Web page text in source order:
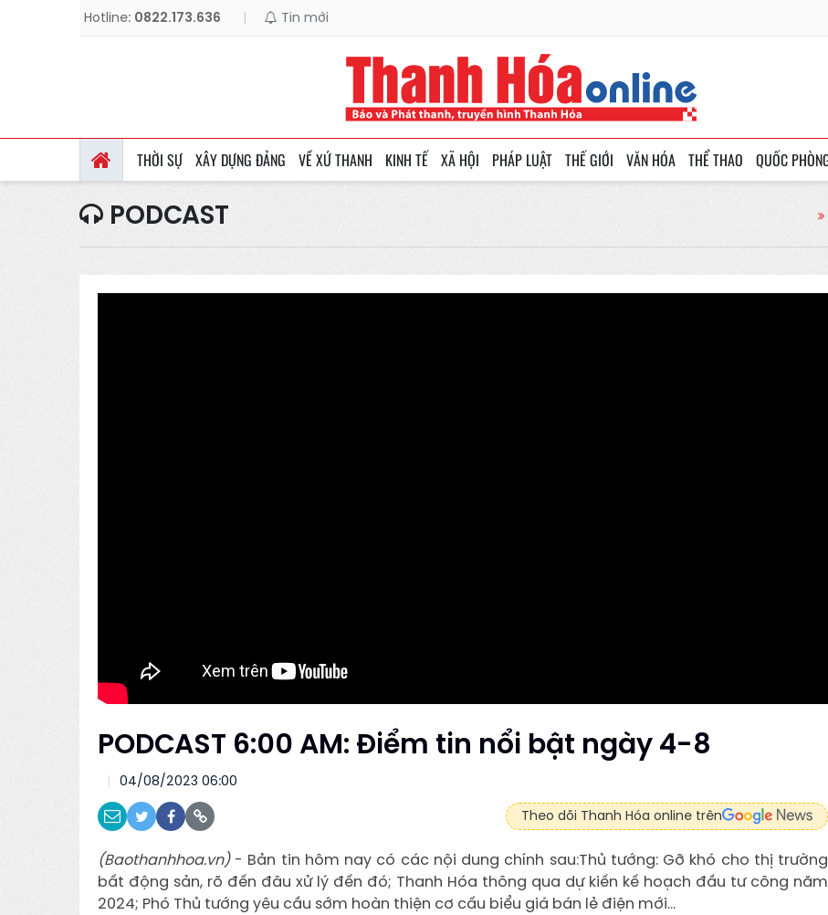
Hotline: 0822.173.636 | Tin mới
THỜI SỰ XÂY DỰNG ĐẢNG VỀ XỨ THANH KINH TẾ XÃ HỘI PHÁP LUẬT THẾ GIỚI VĂN HÓA THỂ THAO QUỐC
PODCAST
PODCAST 6:00 AM: Điểm tin nổi bật ngày 4-8
04/08/2023 06:00
Theo dõi Thanh Hóa online trên
(Baothanhhoa.vn)- Bản tin hôm nay có các nội dung chính sau:Thủ tướng: Gỡ khó cho thị trường
bất động sản, rõ đến đâu xử lý đến đó; Thanh Hóa thông qua dự kiến kế hoạch đầu tư công năm
2024; Phó Thủ tướng yêu cầu sớm hoàn thiện cơ cấu biểu giá bán lẻ điện mới...